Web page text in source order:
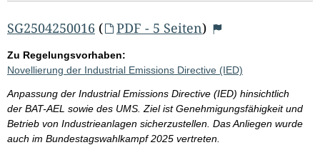
SG2504250016 ( PDF - 5 Seiten)
Zu Regelungsvorhaben:
Novellierung der Industrial Emissions Directive (IED)
Anpassung der Industrial Emissions Directive (IED) hinsichtlich
der BAT-AEL sowie des UMS. Ziel ist Genehmigungsfähigkeit und
Betrieb von Industrieanlagen sicherzustellen. Das Anliegen wurde
auch im Bundestagswahlkampf 2025 vertreten.